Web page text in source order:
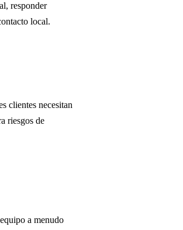
responder
local.
clientes necesitan
riesgos de
a menudo